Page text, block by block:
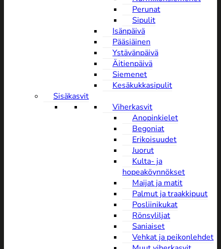
Perunat
Sipulit
Isänpäivä
Pääsiäinen
Ystävänpäivä
Äitienpäivä
Siemenet
Kesäkukkasipulit
Sisäkasvit
Viherkasvit
Anopinkielet
Begoniat
Erikoisuudet
Juorut
Kulta- ja
hopeaköynnökset
Maijat ja matit
Palmut ja traakkipuut
Posliinikukat
Rönsyliljat
Saniaiset
Vehkat ja peikonlehdet